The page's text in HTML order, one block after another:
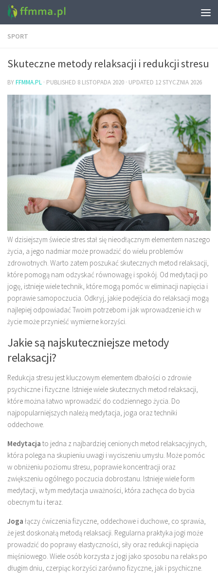
SPORT
Skuteczne metody relaksacji i redukcji stresu
BYFFMMA.PL · PUBLISHED 8 LISTOPADA 2020 · UPDATED 12 STYCZNIA 2026
W dzisiejszym świecie stres stał się nieodłącznym elementem naszego
życia, a jego nadmiar może prowadzić do wielu problemów
zdrowotnych. Warto zatem poszukać skutecznych metod relaksacji,
które pomogą nam odzyskać równowagę i spokój. Od medytacji po
jogę, istnieje wiele technik, które mogą pomóc w eliminacji napięcia i
poprawie samopoczucia. Odkryj, jakie podejścia do relaksacji mogą
najlepiej odpowiadać Twoim potrzebom i jak wprowadzenie ich w
życie może przynieść wymierne korzyści.
Jakie są najskuteczniejsze metody
relaksacji?
Redukcja stresu jest kluczowym elementem dbałości o zdrowie
psychiczne i fizyczne. Istnieje wiele skutecznych metod relaksacji,
które można łatwo wprowadzić do codziennego życia. Do
najpopularniejszych należą medytacja, joga oraz techniki
oddechowe.
Medytacja to jedna z najbardziej cenionych metod relaksacyjnych,
która polega na skupieniu uwagi i wyciszeniu umysłu. Może pomóc
w obniżeniu poziomu stresu, poprawie koncentracji oraz
zwiększeniu ogólnego poczucia dobrostanu. Istnieje wiele form
medytacji, w tym medytacja uważności, która zachęca do bycia
obecnym tu i teraz.
Joga łączy ćwiczenia fizyczne, oddechowe i duchowe, co sprawia,
że jest doskonałą metodą relaksacji. Regularna praktyka jogi może
prowadzić do poprawy elastyczności, siły oraz redukcji napięcia
mięśniowego. Wiele osób korzysta z jogi jako sposobu na relaks po
długim dniu, czerpiąc korzyści zarówno fizyczne, jak i psychiczne.